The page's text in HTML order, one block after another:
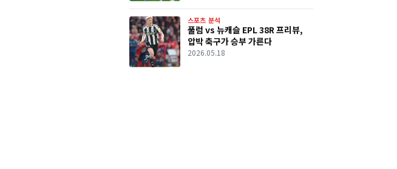
스포츠 분석
풀럼 vs 뉴캐슬 EPL 38R 프리뷰,
압박 축구가 승부 가른다
2026.05.18